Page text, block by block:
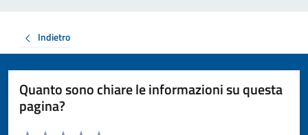
Indietro
Quanto sono chiare le informazioni su questa
pagina?